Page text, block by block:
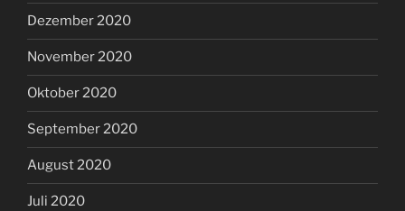
Dezember 2020
November 2020
Oktober 2020
September 2020
August 2020
Juli 2020